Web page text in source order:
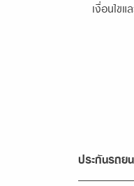
เงื่อนไข
ประกันรถย